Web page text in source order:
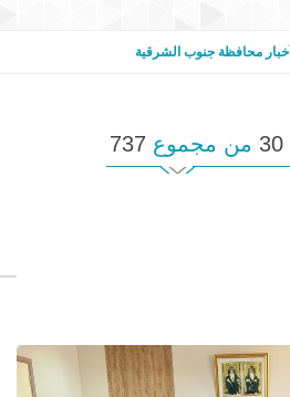
أخبار محافظة جنوب الشرقية
من مجموع 737